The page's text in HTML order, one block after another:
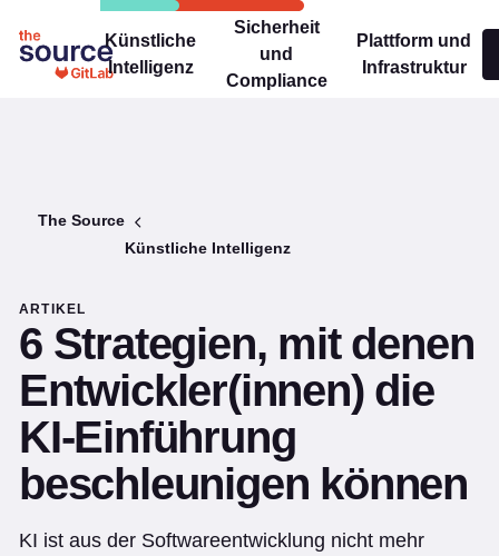
Künstliche
Intelligenz
Sicherheit
und
Compliance
Plattform und
Infrastruktur
The Source
Künstliche Intelligenz
ARTIKEL
6 Strategien, mit denen
Entwickler(innen) die
KI-Einführung
beschleunigen können
KI ist aus der Softwareentwicklung nicht mehr